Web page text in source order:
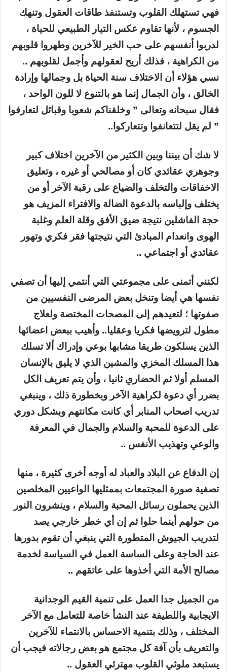
فهي تستهلك القلوب وتستنفذ طاقات العقول وتنهك
الجسوم ، لأنها تقاوم عكس التيار الطبيعي للحياة ،
لدربوا أنفسهم على حب الخير للآخرين وطهروا قلوبهم
من الكراهية ، فذلك أريح لعقولهم وأجمل لقلوبهم ..
نسي هؤلاء أن الاختلاف سنة الحياة بل وجمالها وإرادة
الخالق ، وأن الجمال إنما هو بالتنوع لا للون الواحد ،
فقال سبحانه وتعالى ” وخلقناكم شعوبا وقبائل لتعارفوا
” لم يقل لتتعانفوا وتتعاركوا..
لا شك أن بيننا وبين الكثير من الآخرين اختلاف كبير
وجوهري عقائدي كان أو مصالحي أو غيره ، وتعليق
الاخفاقات والتخلف والضياع على رقبة الآخر أو من
يختلف وإلباسه بالدعوة الضالة والافتراء المزيف هو
حجة الفاشلين نتيجة ضيق الأفق وقلة العلم وغلبة
الهوى وانعدام المبادئ التي نتيجتها فقر فكري وتهور
عقائدي أو اجتماعي ..
لكنني أتمنى على مجموعتي التي أنتمي إليها أن تصفي
نفسها هي أيضا وتنخل بعض المرضى النفسيين من
صفوتها ؛ لتعيدهم إلى المصحات المختصة ولعلاج
مطول لترويضها فكريا وعقليا.. وأهيب ببعض اعضائها
الذين يسلكون طريقا مشابها بوعي وإدراك ألا تسلك
هذا المسلك المخزي والمشين الذي لا يليق بالإنسان
المسلم أولا ثم الحضاري ثانيا ، وأن يتم تعريف الكل
بضرر أي دعوة لكراهية الآخر وبخطورة ذلك ، وينبغي
تدريب اصحاب المنابر أي كانت مكانتهم وبشكل دوري
على الدعوة للمحبة والسلام والجمال في المعرفة
والوعي وتهذيب الأنفس ..
إن الدفاع عن البلاد والعباد له أوجه أخرى كثيرة ، منها
تصفية صورة المجتمعات بممثليها الواعيين المخلصين
الذين يحملون رسائل المحبة والسلام ، وينشرون النور
من حولهم أينما حلوا ثم إن أي خطر خارجي يصد
لتدريب الجيوش المتطورة التي ينبغي أن تقوم بدورها
عند الحاجة وعلى الساسة العمل في السياسة لخدمة
مصالح الأمة التي أخذوها على عاتقهم ..
من الجميل جدا العمل على تنمية القيم الوجدانية
الايجابية واللطيفة عند النشأ خاصة للتعامل مع الآخر
المختلف ، وذلك بتنمية الاحساس بالانتماء للآخرين
والتعريف بأن آفة كل مجتمع هو بعض رجالاته فيجب أن
يستبعد ملوثي القلوب مهترئي العقول ..